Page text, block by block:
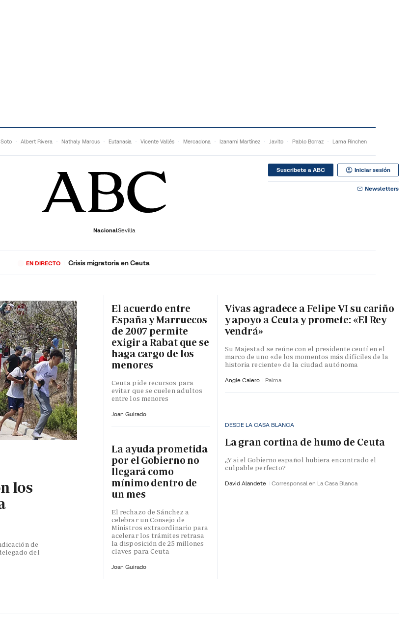
Albert Rivera Nathaly Marcus Eutanasia Vicente Vallés Mercadona Izanami Martínez Javito Pablo Borraz Lama Rinchen
NacionalSevilla
Suscribete a ABC Iniciar sesión
Newsletters
ECONOMÍADEPORTES SOCIEDADCULTURAGENTEPLAY
EN DIRECTO Crisis migratoria en Ceuta
los
de
del
El acuerdo entre
España y Marruecos
de 2007 permite
exigir a Rabat que se
haga cargo de los
menores
Ceuta pide recursos para
evitar que se cuelen adultos
entre los menores
Joan Guirado
La ayuda prometida
por el Gobierno no
llegará como
mínimo dentro de
un mes
El rechazo de Sánchez a
celebrar un Consejo de
Ministros extraordinario para
acelerar los trámites retrasa
la disposición de 25 millones
claves para Ceuta
Joan Guirado
Vivas agradece a Felipe VI su cariño
y apoyo a Ceuta y promete: «El Rey
vendrá»
Su Majestad se reúne con el presidente ceutí en el
marco de uno «de los momentos más difíciles de la
historia reciente» de la ciudad autónoma
Angie Calero Palma
DESDE LA CASA BLANCA
La gran cortina de humo de Ceuta
¿Y si el Gobierno español hubiera encontrado el
culpable perfecto?
David Alandete Corresponsal en La Casa Blanca